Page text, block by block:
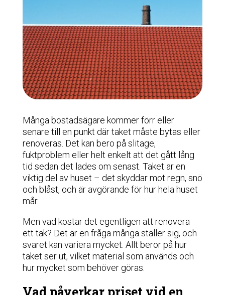
Många bostadsägare kommer förr eller
senare till en punkt där taket måste bytas eller
renoveras. Det kan bero på slitage,
fuktproblem eller helt enkelt att det gått lång
tid sedan det lades om senast. Taket är en
viktig del av huset – det skyddar mot regn, snö
och blåst, och är avgörande för hur hela huset
mår.
Men vad kostar det egentligen att renovera
ett tak? Det är en fråga många ställer sig, och
svaret kan variera mycket. Allt beror på hur
taket ser ut, vilket material som används och
hur mycket som behöver göras.